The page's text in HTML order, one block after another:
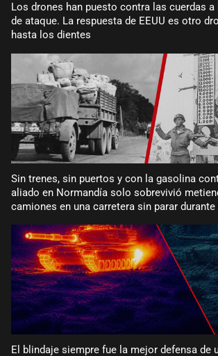
Los drones han puesto contra las cuerdas
de ataque. La respuesta de EEUU es otro
hasta los dientes
Sin trenes, sin puertos y con la gasolina
aliado en Normandía solo sobrevivió
camiones en una carretera sin parar durante
El blindaje siempre fue la mejor defensa de